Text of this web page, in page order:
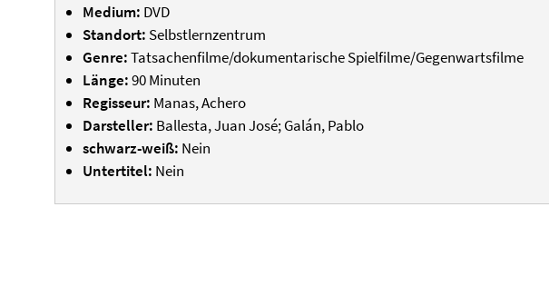
Medium: DVD
Standort: Selbstlernzentrum
Genre:Tatsachenfilme/dokumentarische Spielfilme/Gegenwartsfilme
Länge:90 Minuten
Regisseur: Manas, Achero
Darsteller: Ballesta, Juan José; Galán, Pablo
schwarz-weiß: Nein
Untertitel: Nein